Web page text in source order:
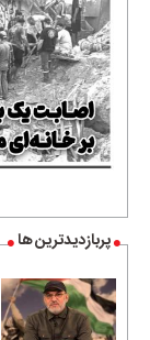
پربازدیدترین ها